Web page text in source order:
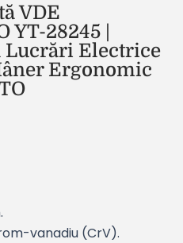
VDE
YT-28245 |
Lucrări Electrice
Ergonomic
vanadiu (CrV).